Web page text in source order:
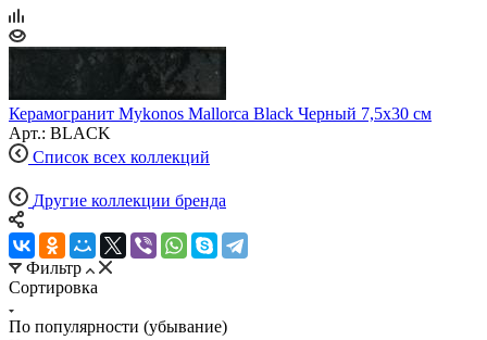
Керамогранит Mykonos Mallorca Black Черный 7,5x30 см
Арт.: BLACK
Список всех коллекций
Другие коллекции бренда
Фильтр
Сортировка
По популярности (убывание)